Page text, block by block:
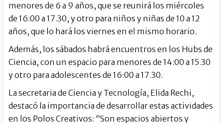
menores de 6 a 9 años, que se reunirá los miércoles
de 16:00 a 17.30, y otro para niños y niñas de 10 a 12
años, que lo hará los viernes en el mismo horario.
Además, los sábados habrá encuentros en los Hubs de
Ciencia, con un espacio para menores de 14:00 a 15.30
y otro para adolescentes de 16:00 a 17.30.
La secretaria de Ciencia y Tecnología, Elida Rechi,
destacó la importancia de desarrollar estas actividades
en los Polos Creativos: “Son espacios abiertos y